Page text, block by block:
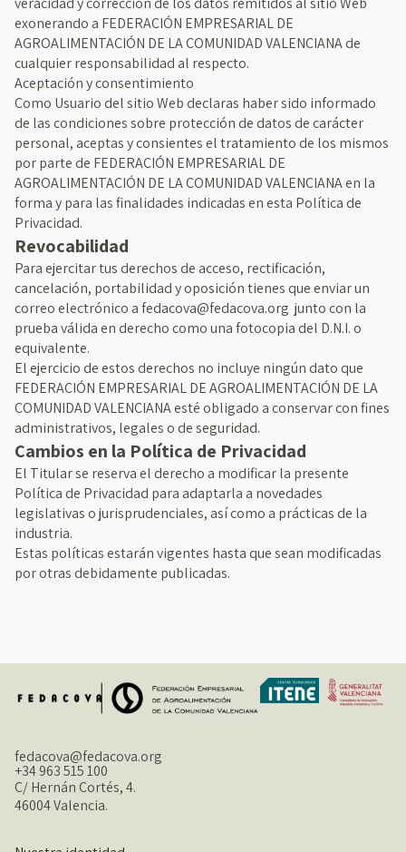
exonerando a FEDERACIÓN EMPRESARIAL DE
AGROALIMENTACIÓN DE LA COMUNIDAD VALENCIANA de
cualquier responsabilidad al respecto.
Aceptación y consentimiento
Como Usuario del sitio Web declaras haber sido informado
de las condiciones sobre protección de datos de carácter
personal, aceptas y consientes el tratamiento de los mismos
por parte de FEDERACIÓN EMPRESARIAL DE
AGROALIMENTACIÓN DE LA COMUNIDAD VALENCIANA en la
forma y para las finalidades indicadas en esta Política de
Privacidad.
Revocabilidad
Para ejercitar tus derechos de acceso, rectificación,
cancelación, portabilidad y oposición tienes que enviar un
correo electrónico a fedacova@fedacova.org junto con la
prueba válida en derecho como una fotocopia del D.N.I. o
equivalente.
El ejercicio de estos derechos no incluye ningún dato que
FEDERACIÓN EMPRESARIAL DE AGROALIMENTACIÓN DE LA
COMUNIDAD VALENCIANA esté obligado a conservar con fines
administrativos, legales o de seguridad.
Cambios en la Política de Privacidad
El Titular se reserva el derecho a modificar la presente
Política de Privacidad para adaptarla a novedades
legislativas o jurisprudenciales, así como a prácticas de la
industria.
Estas políticas estarán vigentes hasta que sean modificadas
por otras debidamente publicadas.
fedacova@fedacova.org
+34 963 515 100
C/ Hernán Cortés, 4.
46004 Valencia.